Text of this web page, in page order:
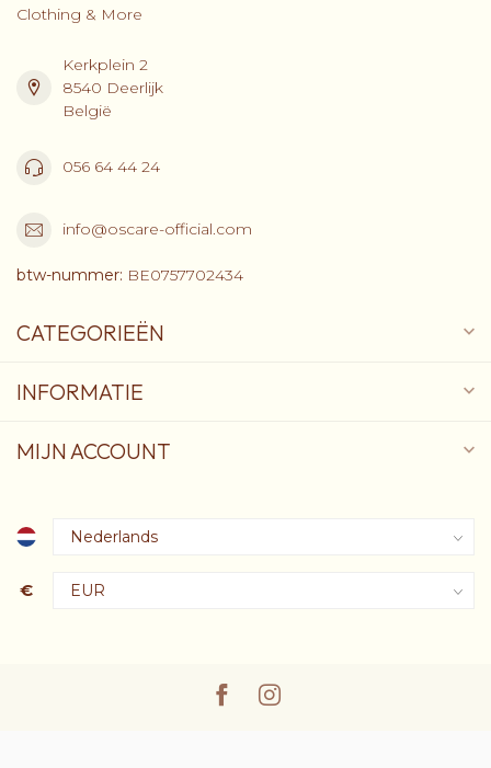
Clothing & More
Kerkplein 2
8540 Deerlijk
België
056 64 44 24
info@oscare-official.com
btw-nummer: BE0757702434
CATEGORIEËN
INFORMATIE
MIJN ACCOUNT
€